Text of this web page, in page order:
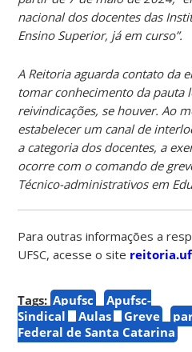
nacional dos docentes das
Ensino Superior, já em curso”.
A Reitoria aguarda contato da
tomar conhecimento da pauta
reivindicações, se houver. Ao
estabelecer um canal de
a categoria dos docentes, a
ocorre com o comando de
Técnico-administrativos em
Para outras informações a
UFSC, acesse o site
Tags: Apufsc
Apufsc-
Sindical
Aulas Greve
Federal de Santa Catarina